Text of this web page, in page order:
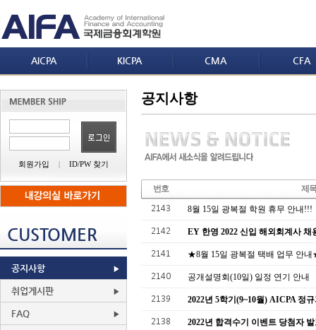
AICPA KICPA CMA CFA
회원가입 | ID/PW 찾기
CUSTOMER
공지사항
취업게시판
FAQ
공지사항
번호 제목
2143 8월 15일 광복절 학원 휴무 안내!!!
2142 EY 한영 2022 신입 해외회계사 채
2141 ★8월 15일 광복절 택배 업무 안
2140 공개설명회(10일) 일정 연기 안내
2139 2022년 5학기(9~10월) AICPA 정
2138 2022년 합격수기 이벤트 당첨자